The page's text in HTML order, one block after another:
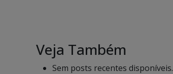
Veja Também
Sem posts recentes disponíveis.